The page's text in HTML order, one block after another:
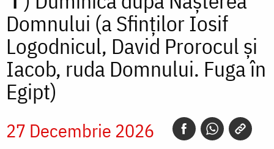
Domnului (a Sfinților Iosif
Logodnicul, David Prorocul și
Iacob, ruda Domnului. Fuga în
Egipt)
27 Decembrie 2026